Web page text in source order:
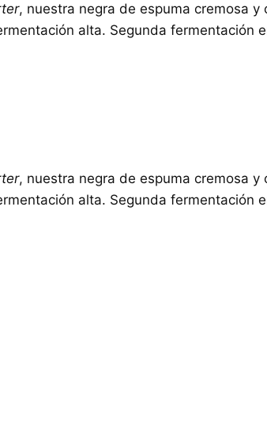
, nuestra negra de espuma cremosa
alta. Segunda fermentación
, nuestra negra de espuma cremosa
alta. Segunda fermentación